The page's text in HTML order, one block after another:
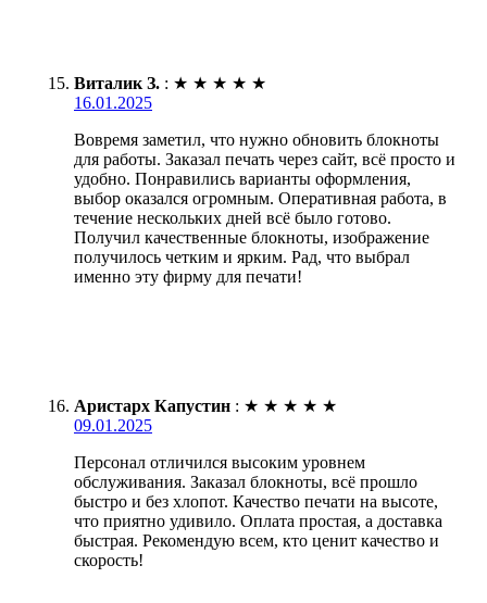
Виталик З. : ★ ★ ★ ★ ★
16.01.2025
Вовремя заметил, что нужно обновить блокноты
для работы. Заказал печать через сайт, всё просто и
удобно. Понравились варианты оформления,
выбор оказался огромным. Оперативная работа, в
течение нескольких дней всё было готово.
Получил качественные блокноты, изображение
получилось четким и ярким. Рад, что выбрал
именно эту фирму для печати!
Аристарх Капустин : ★ ★ ★ ★ ★
09.01.2025
Персонал отличился высоким уровнем
обслуживания. Заказал блокноты, всё прошло
быстро и без хлопот. Качество печати на высоте,
что приятно удивило. Оплата простая, а доставка
быстрая. Рекомендую всем, кто ценит качество и
скорость!